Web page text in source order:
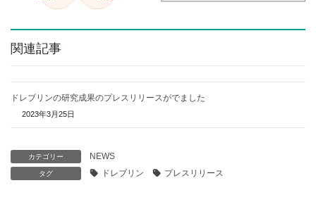
関連記事
ドレブリンの研究成果のプレスリリースがでました
2023年3月25日
カテゴリー NEWS
タグ ドレブリン プレスリリース